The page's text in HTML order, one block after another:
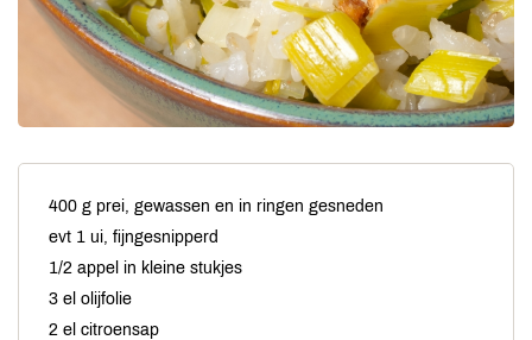
400 g prei, gewassen en in ringen gesneden
evt 1 ui, fijngesnipperd
1/2 appel in kleine stukjes
3 el olijfolie
2 el citroensap